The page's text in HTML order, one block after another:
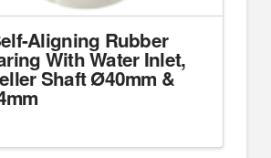
Aligning Rubber
With Water Inlet,
Shaft Ø40mm &